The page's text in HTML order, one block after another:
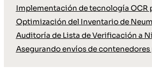
Implementación de tecnología OCR
Optimización del Inventario de
Auditoría de Lista de Verificación a
Asegurando envíos de